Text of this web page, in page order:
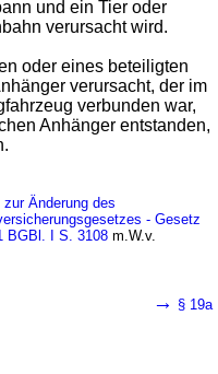
und ein Tier oder
verursacht wird.
oder eines beteiligten
verursacht, der im
verbunden war,
Anhänger entstanden,
Änderung des
- Gesetz
BGBl. I S. 3108 m.W.v.
→ § 19a